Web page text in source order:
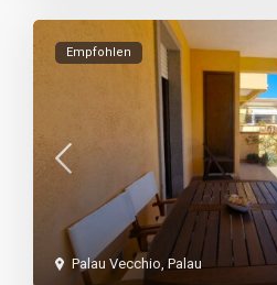
Palau Vecchio ,Palau
Empfohlen